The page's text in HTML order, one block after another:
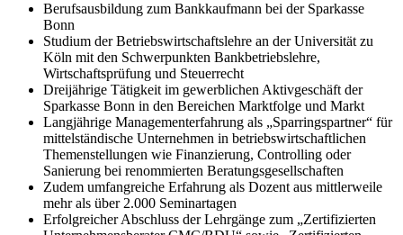
Berufsausbildung zum Bankkaufmann bei der Sparkasse
Bonn
Studium der Betriebswirtschaftslehre an der Universität zu
Köln mit den Schwerpunkten Bankbetriebslehre,
Wirtschaftsprüfung und Steuerrecht
Dreijährige Tätigkeit im gewerblichen Aktivgeschäft der
Sparkasse Bonn in den Bereichen Marktfolge und Markt
Langjährige Managementerfahrung als „Sparringspartner“ für
mittelständische Unternehmen in betriebswirtschaftlichen
Themenstellungen wie Finanzierung, Controlling oder
Sanierung bei renommierten Beratungsgesellschaften
Zudem umfangreiche Erfahrung als Dozent aus mittlerweile
mehr als über 2.000 Seminartagen
Erfolgreicher Abschluss der Lehrgänge zum „Zertifizierten